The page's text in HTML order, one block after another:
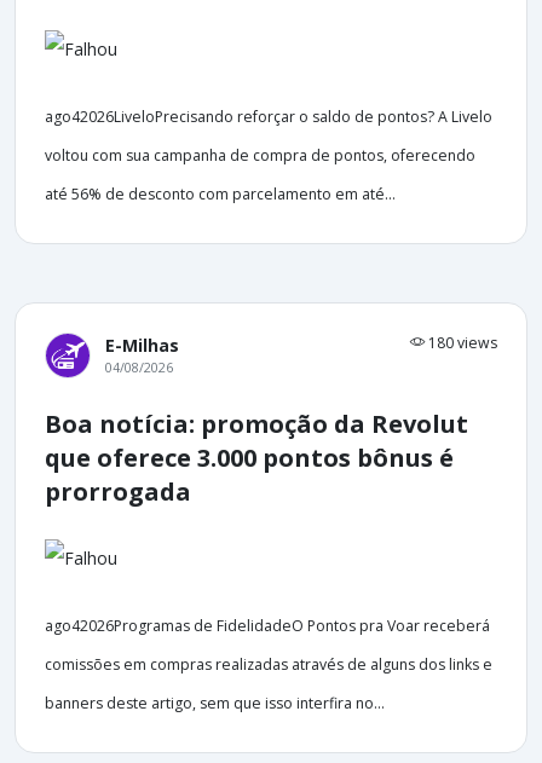
ago42026LiveloPrecisando reforçar o saldo de pontos? A Livelo
voltou com sua campanha de compra de pontos, oferecendo
até 56% de desconto com parcelamento em até...
E-Milhas 180 views
04/08/2026
Boa notícia: promoção da Revolut
que oferece 3.000 pontos bônus é
prorrogada
ago42026Programas de FidelidadeO Pontos pra Voar receberá
comissões em compras realizadas através de alguns dos links e
banners deste artigo, sem que isso interfira no...